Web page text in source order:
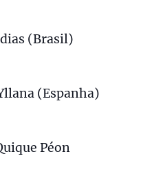
(Brasil)
(Espanha)
Péon